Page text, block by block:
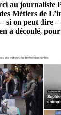
au journaliste
Métiers de
si on peut dire
a découlé,